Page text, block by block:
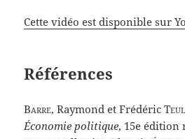
Cette vidéo est disponible sur
Références
Barre, Raymond et Frédéric
Économie politique, 15e édition